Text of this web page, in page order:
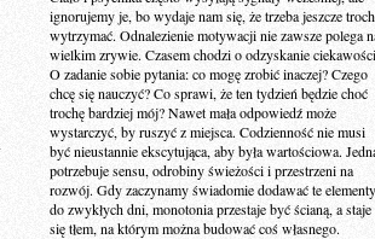
ignorujemy je, bo wydaje nam się, że trzeba jeszcze
wytrzymać. Odnalezienie motywacji nie zawsze polega
wielkim zrywie. Czasem chodzi o odzyskanie
O zadanie sobie pytania: co mogę zrobić inaczej? Czego
chcę się nauczyć? Co sprawi, że ten tydzień będzie choć
trochę bardziej mój? Nawet mała odpowiedź może
wystarczyć, by ruszyć z miejsca. Codzienność nie musi
być nieustannie ekscytująca, aby była wartościowa.
potrzebuje sensu, odrobiny świeżości i przestrzeni na
rozwój. Gdy zaczynamy świadomie dodawać te elementy
do zwykłych dni, monotonia przestaje być ścianą, a staje
się tłem, na którym można budować coś własnego.